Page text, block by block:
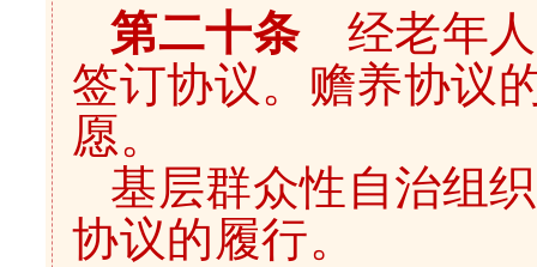
第二十条经老年人
签订协议。赡养协议
愿。
基层群众性自治组
协议的履行。